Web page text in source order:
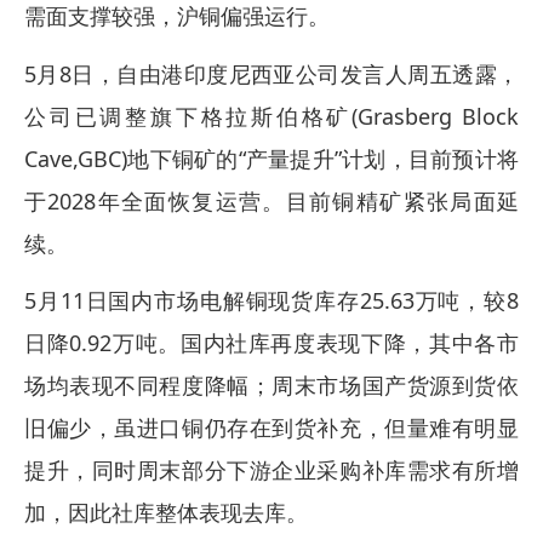
需面支撑较强，沪铜偏强运行。
5月8日，自由港印度尼西亚公司发言人周五透露，
公司已调整旗下格拉斯伯格矿(Grasberg Block
Cave,GBC)地下铜矿的“产量提升”计划，目前预计将
于2028年全面恢复运营。目前铜精矿紧张局面延
续。
5月11日国内市场电解铜现货库存25.63万吨，较8
日降0.92万吨。国内社库再度表现下降，其中各市
场均表现不同程度降幅；周末市场国产货源到货依
旧偏少，虽进口铜仍存在到货补充，但量难有明显
提升，同时周末部分下游企业采购补库需求有所增
加，因此社库整体表现去库。